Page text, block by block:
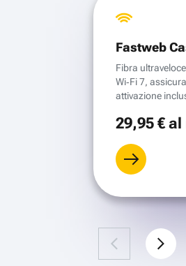
Fastweb
Fibra
Wi‑Fi 7,
attivazione
29,95 €al